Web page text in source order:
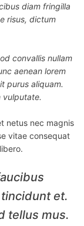
diam fringilla
risus, dictum
convallis nullam
aenean lorem
purus aliquam.
vulputate.
netus nec magnis
vitae consequat
et.
tellus mus.